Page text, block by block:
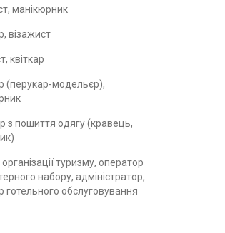
манікюрник
візажист
квіткар
(перукар-модельєр),
з пошиття одягу (кравець,
туризму, оператор
набору, адміністратор,
готельного обслуговування